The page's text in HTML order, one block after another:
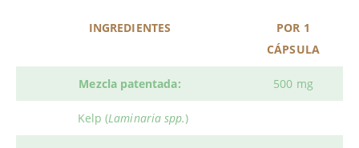
INGREDIENTES
POR 1
CÁPSULA
Mezcla patentada: 500 mg
Kelp (Laminaria spp.)